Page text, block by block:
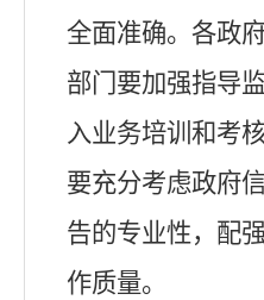
全面准确。各政
部门要加强指导
入业务培训和考
要充分考虑政府
告的专业性，配
作质量。